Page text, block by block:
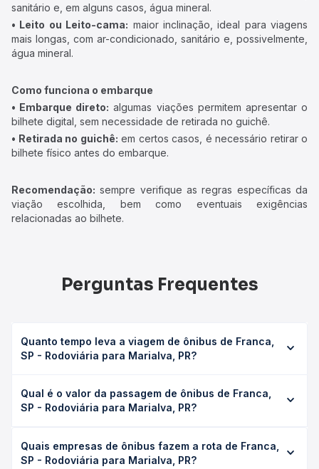
sanitário e, em alguns casos, água mineral.
• Leito ou Leito-cama: maior inclinação, ideal para viagens
mais longas, com ar-condicionado, sanitário e, possivelmente,
água mineral.
Como funciona o embarque
• Embarque direto: algumas viações permitem apresentar o
bilhete digital, sem necessidade de retirada no guichê.
• Retirada no guichê: em certos casos, é necessário retirar o
bilhete físico antes do embarque.
Recomendação: sempre verifique as regras específicas da
viação escolhida, bem como eventuais exigências
relacionadas ao bilhete.
Perguntas Frequentes
Quanto tempo leva a viagem de ônibus de Franca,
SP - Rodoviária para Marialva, PR?
Marialva, PR leva em média 13h 10min, podendo variar
conforme a viação, o tipo de serviço (convencional,
duração exata de cada opção na data desejada.
Qual é o valor da passagem de ônibus de Franca,
SP - Rodoviária para Marialva, PR?
Rodoviária para Marialva, PR custa em média R$ 392,33 e
varia conforme a data da viagem, a empresa, o tipo de
Quais empresas de ônibus fazem a rota de Franca,
SP - Rodoviária para Marialva, PR?